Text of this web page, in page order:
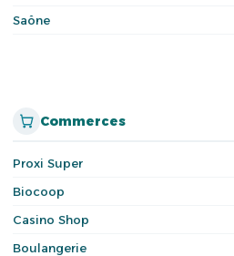
Saône
Commerces
Proxi Super
Biocoop
Casino Shop
Boulangerie